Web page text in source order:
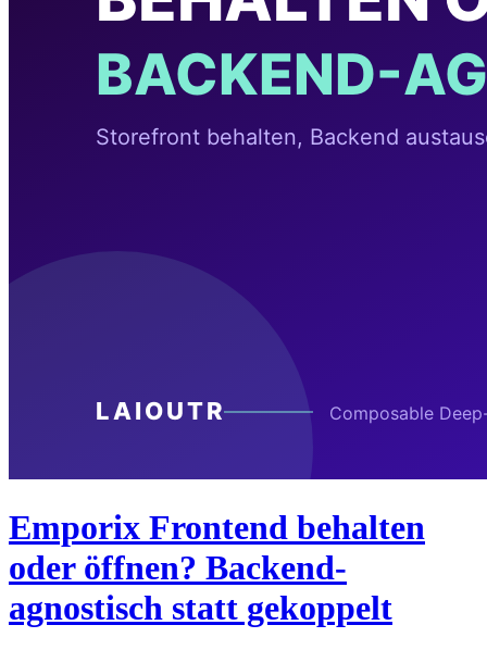
Emporix Frontend behalten
oder öffnen? Backend-
agnostisch statt gekoppelt